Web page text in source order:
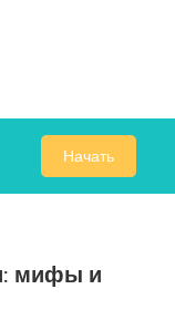
Начать
мифы и